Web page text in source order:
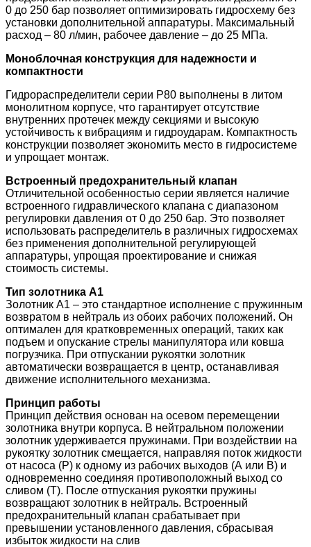
0 до 250 бар позволяет оптимизировать гидросхему без
установки дополнительной аппаратуры. Максимальный
расход – 80 л/мин, рабочее давление – до 25 МПа.
Моноблочная конструкция для надежности и
компактности
Гидрораспределители серии Р80 выполнены в литом
монолитном корпусе, что гарантирует отсутствие
внутренних протечек между секциями и высокую
устойчивость к вибрациям и гидроударам. Компактность
конструкции позволяет экономить место в гидросистеме
и упрощает монтаж.
Встроенный предохранительный клапан
Отличительной особенностью серии является наличие
встроенного гидравлического клапана с диапазоном
регулировки давления от 0 до 250 бар. Это позволяет
использовать распределитель в различных гидросхемах
без применения дополнительной регулирующей
аппаратуры, упрощая проектирование и снижая
стоимость системы.
Тип золотника А1
Золотник А1 – это стандартное исполнение с пружинным
возвратом в нейтраль из обоих рабочих положений. Он
оптимален для кратковременных операций, таких как
подъем и опускание стрелы манипулятора или ковша
погрузчика. При отпускании рукоятки золотник
автоматически возвращается в центр, останавливая
движение исполнительного механизма.
Принцип работы
Принцип действия основан на осевом перемещении
золотника внутри корпуса. В нейтральном положении
золотник удерживается пружинами. При воздействии на
рукоятку золотник смещается, направляя поток жидкости
от насоса (Р) к одному из рабочих выходов (А или В) и
одновременно соединяя противоположный выход со
сливом (Т). После отпускания рукоятки пружины
возвращают золотник в нейтраль. Встроенный
предохранительный клапан срабатывает при
превышении установленного давления, сбрасывая
избыток жидкости на слив